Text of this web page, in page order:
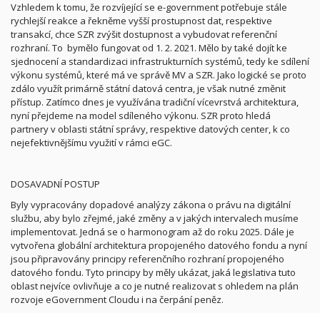
Vzhledem k tomu, že rozvíjející se e-government potřebuje stále
rychlejší reakce a řekněme vyšší prostupnost dat, respektive
transakcí, chce SZR zvýšit dostupnost a vybudovat referenční
rozhraní. To bymělo fungovat od 1. 2. 2021. Mělo by také dojít ke
sjednocení a standardizaci infrastrukturních systémů, tedy ke sdílení
výkonu systémů, které má ve správě MV a SZR. Jako logické se proto
zdálo využít primárně státní datová centra, je však nutné změnit
přístup. Zatímco dnes je využívána tradiční vícevrstvá architektura,
nyní přejdeme na model sdíleného výkonu. SZR proto hledá
partnery v oblasti státní správy, respektive datových center, k co
nejefektivnějšímu využití v rámci eGC.
DOSAVADNÍ POSTUP
Byly vypracovány dopadové analýzy zákona o právu na digitální
službu, aby bylo zřejmé, jaké změny a v jakých intervalech musíme
implementovat. Jedná se o harmonogram až do roku 2025. Dále je
vytvořena globální architektura propojeného datového fondu a nyní
jsou připravovány principy referenčního rozhraní propojeného
datového fondu. Tyto principy by měly ukázat, jaká legislativa tuto
oblast nejvíce ovlivňuje a co je nutné realizovat s ohledem na plán
rozvoje eGovernment Cloudu i na čerpání peněz.